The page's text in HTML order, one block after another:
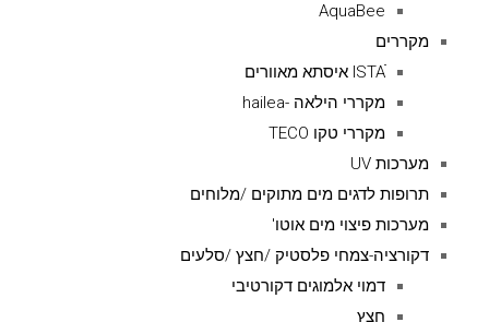
AquaBee
מקררים
ISTAׁׂ איסתא מאוורים
מקררי הילאה -hailea
מקררי טקו TECO
מערכות UV
תרופות לדגים מים מתוקים /מלוחים
מערכות פיצוי מים אוטו'
דקורציה-צמחי פלסטיק /חצץ /סלעים
דמוי אלמוגים דקורטיבי
חצץ